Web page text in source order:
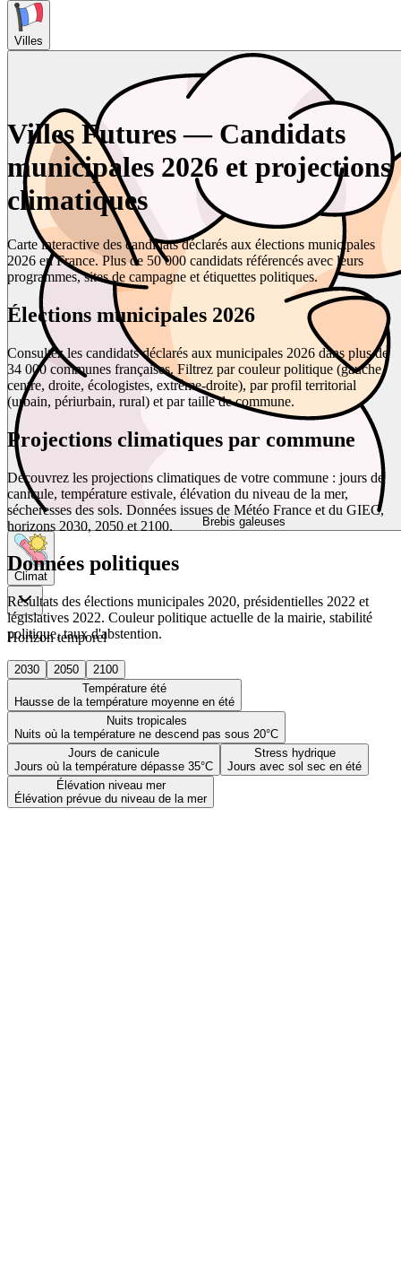
Villes
Brebis galeuses
Climat
Horizon temporel
2030 2050
2100
Température été
Hausse de la température moyenne en été
Nuits tropicales
Nuits où la température ne descend pas sous 20°C
Jours de canicule
Jours où la température dépasse 35°C
Stress hydrique
Jours avec sol sec en été
Élévation niveau mer
Élévation prévue du niveau de la mer
Villes Futures — Candidats
municipales 2026 et projections
climatiques
Carte interactive des candidats déclarés aux élections municipales
2026 en France. Plus de 50 000 candidats référencés avec leurs
programmes, sites de campagne et étiquettes politiques.
Élections municipales 2026
Consultez les candidats déclarés aux municipales 2026 dans plus de
34 000 communes françaises. Filtrez par couleur politique (gauche,
centre, droite, écologistes, extrême-droite), par profil territorial
(urbain, périurbain, rural) et par taille de commune.
Projections climatiques par commune
Découvrez les projections climatiques de votre commune : jours de
canicule, température estivale, élévation du niveau de la mer,
sécheresses des sols. Données issues de Météo France et du GIEC,
horizons 2030, 2050 et 2100.
Données politiques
Résultats des élections municipales 2020, présidentielles 2022 et
législatives 2022. Couleur politique actuelle de la mairie, stabilité
politique, taux d'abstention.